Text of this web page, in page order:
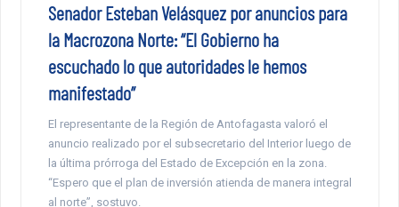
Senador Esteban Velásquez por anuncios para
la Macrozona Norte: “El Gobierno ha
escuchado lo que autoridades le hemos
manifestado”
El representante de la Región de Antofagasta valoró el
anuncio realizado por el subsecretario del Interior luego de
la última prórroga del Estado de Excepción en la zona.
“Espero que el plan de inversión atienda de manera integral
al norte”, sostuvo.